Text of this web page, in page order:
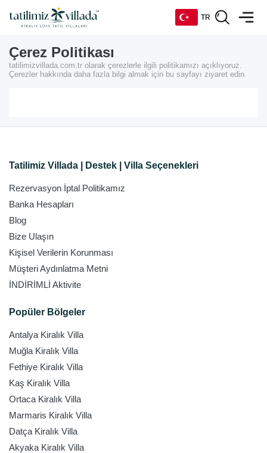
TR
EN
Çerez Politikası
tatilimizvillada.com.tr olarak çerezlerle ilgili politikamızı açıklıyoruz.
Çerezler hakkında daha fazla bilgi almak için bu sayfayı ziyaret edin.
Tatilimiz Villada | Destek | Villa Seçenekleri
Rezervasyon İptal Politikamız
Banka Hesapları
Blog
Bize Ulaşın
Kişisel Verilerin Korunması
Müşteri Aydınlatma Metni
İNDİRİMLİ Aktivite
Popüler Bölgeler
Antalya Kiralık Villa
Muğla Kiralık Villa
Fethiye Kiralık Villa
Kaş Kiralık Villa
Ortaca Kiralık Villa
Marmaris Kiralık Villa
Datça Kiralık Villa
Akyaka Kiralık Villa